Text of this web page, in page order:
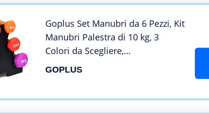
Goplus Set Manubri da 6 Pezzi, Kit
Manubri Palestra di 10 kg, 3
Colori da Scegliere,
Arancione/Rosso/Viola, 34 x 33 x
GOPLUS